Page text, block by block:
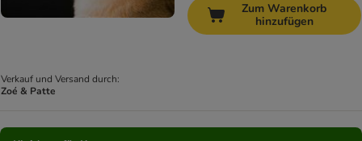
Verkauf und Versand durch:
Zoé & Patte
Zum Warenkorb
hinzufügen